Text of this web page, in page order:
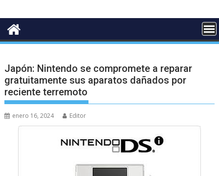
Japón: Nintendo se compromete a reparar
gratuitamente sus aparatos dañados por
reciente terremoto
enero 16, 2024 Editor